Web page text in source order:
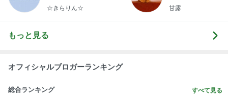
らりん☆のブログ
☆きらりん☆ 甘露
もっと見る
オフィシャルブロガーランキング
総合ランキング すべて見る